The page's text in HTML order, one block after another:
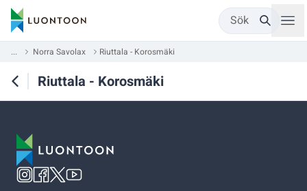
Sök
... Norra Savolax Riuttala - Korosmäki
Riuttala - Korosmäki